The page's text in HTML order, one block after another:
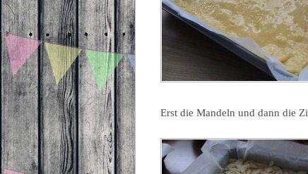
Erst die Mandeln und dann die